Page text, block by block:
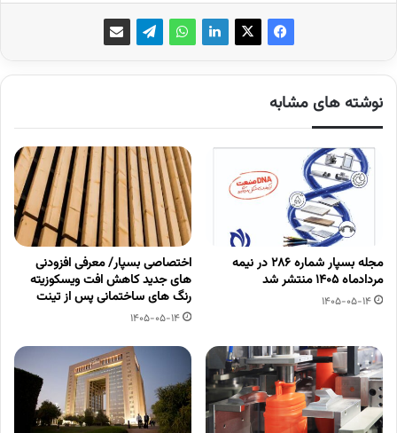
نوشته های مشابه
مجله بسپار شماره 286 در نیمه
مردادماه 1405 منتشر شد
1405-05-14
اختصاصی بسپار/ معرفی افزودنی
های جدید کاهش افت ویسکوزیته
رنگ های ساختمانی پس از تینت
1405-05-14